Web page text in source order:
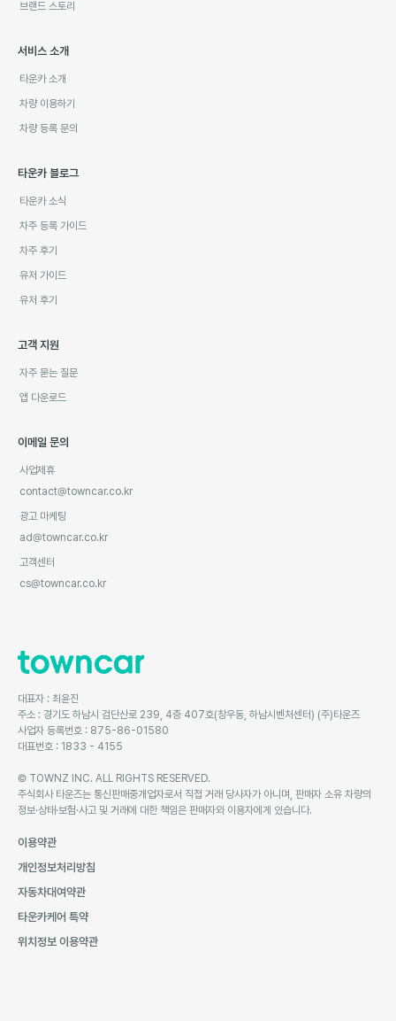
브랜드 스토리
서비스 소개
타운카 소개
차량 이용하기
차량 등록 문의
타운카 블로그
타운카 소식
차주 등록 가이드
차주 후기
유저 가이드
유저 후기
고객 지원
자주 묻는 질문
앱 다운로드
이메일 문의
사업제휴
contact@towncar.co.kr
광고 마케팅
ad@towncar.co.kr
고객센터
cs@towncar.co.kr
대표자 : 최윤진
주소 : 경기도 하남시 검단산로 239, 4층 407호(창우동, 하남시벤처센터) (주)타운즈
사업자 등록번호 : 875-86-01580
대표번호 : 1833 - 4155
© TOWNZ INC. ALL RIGHTS RESERVED.
주식회사 타운즈는 통신판매중개업자로서 직접 거래 당사자가 아니며, 판매자 소유 차량의
정보·상태·보험·사고 및 거래에 대한 책임은 판매자와 이용자에게 있습니다.
이용약관
개인정보처리방침
자동차대여약관
타운카케어 특약
위치정보 이용약관